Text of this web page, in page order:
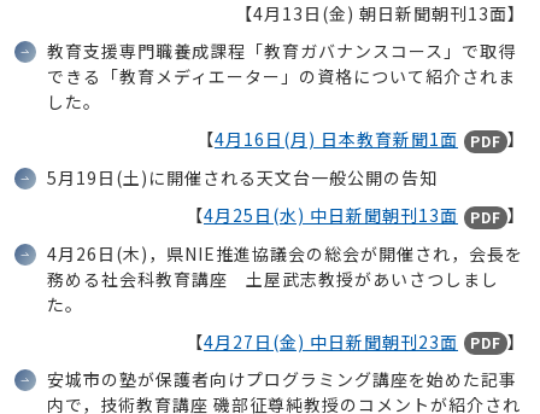
【4月13日(金) 朝日新聞朝刊13面】
教育支援専門職養成課程「教育ガバナンスコース」で取得
できる「教育メディエーター」の資格について紹介されま
した。
【4月16日(月) 日本教育新聞1面 PDF 】
5月19日(土)に開催される天文台一般公開の告知
【4月25日(水) 中日新聞朝刊13面 PDF 】
4月26日(木)，県NIE推進協議会の総会が開催され，会長を
務める社会科教育講座 土屋武志教授があいさつしまし
た。
【4月27日(金) 中日新聞朝刊23面 PDF 】
安城市の塾が保護者向けプログラミング講座を始めた記事
内で，技術教育講座 磯部征尊純教授のコメントが紹介され